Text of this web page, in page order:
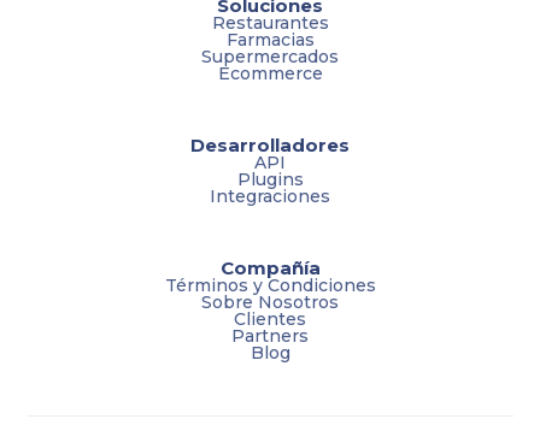
Soluciones
Restaurantes
Farmacias
Supermercados
Ecommerce
Desarrolladores
API
Plugins
Integraciones
Compañía
Términos y Condiciones
Sobre Nosotros
Clientes
Partners
Blog